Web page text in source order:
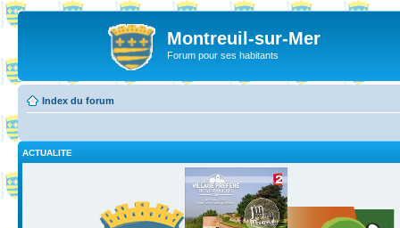
Montreuil-sur-Mer
Forum pour ses habitants
Index du forum
ACTUALITE